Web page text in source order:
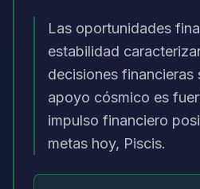
Las oportunidades
estabilidad
decisiones financieras
apoyo cósmico es
impulso financiero
metas hoy, Piscis.